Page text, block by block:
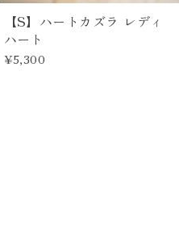
【S】ハートカズラ レディ
ハート
¥5,300